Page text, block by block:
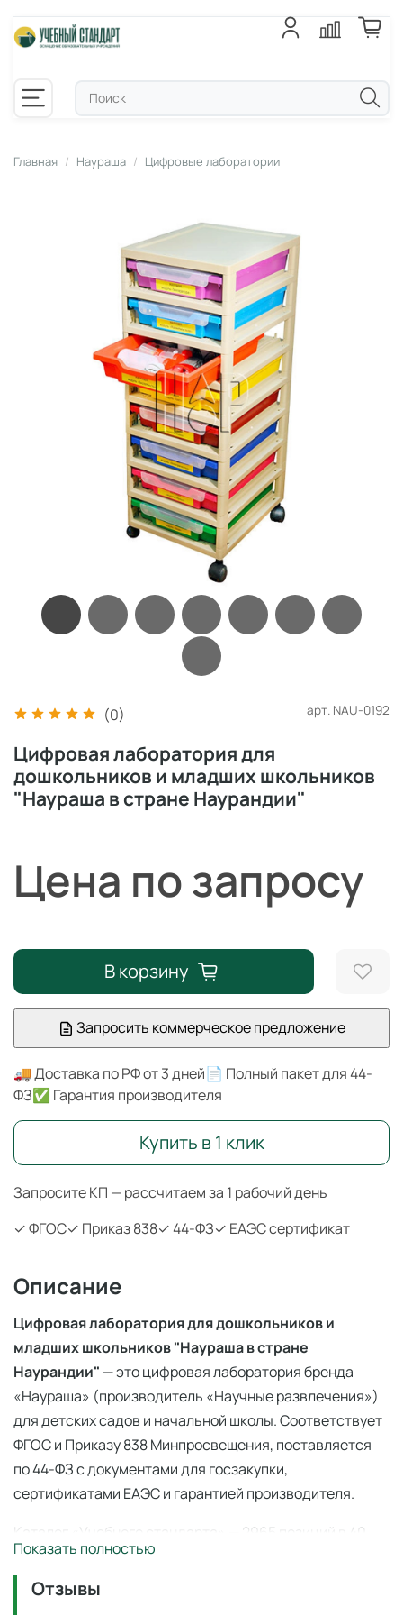
Главная Наураша Цифровые лаборатории
(0) арт. NAU-0192
Цифровая лаборатория для
дошкольников и младших школьников
"Наураша в стране Наурандии"
Цена по запросу
Запросите КП — рассчитаем за 1 рабочий день
✓ ФГОС✓ Приказ 838✓ 44-ФЗ✓ ЕАЭС сертификат
В корзину
Запросить коммерческое предложение
🚚 Доставка по РФ от 3 дней📄 Полный пакет для 44-
ФЗ✅ Гарантия производителя
Купить в 1 клик
Описание
Цифровая лаборатория для дошкольников и
младших школьников "Наураша в стране
Наурандии" — это цифровая лаборатория бренда
«Наураша» (производитель «Научные развлечения»)
для детских садов и начальной школы. Соответствует
ФГОС и Приказу 838 Минпросвещения, поставляется
по 44-ФЗ с документами для госзакупки,
сертификатами ЕАЭС и гарантией производителя.
Каталог «Учебного стандарта» — 2965 позиций в 40
категориях поФГОСи
(перечень средств обучения). Поставка по
Показать полностью
Отзывы